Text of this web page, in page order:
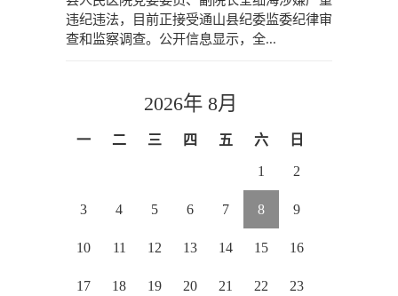
违纪违法，目前正接受通山县纪委监委纪律审
查和监察调查。公开信息显示，全...
2026年 8月
一 二 三 四 五 六 日
1 2
3 4 5 6 7 8 9
10 11 12 13 14 15 16
17 18 19 20 21 22 23